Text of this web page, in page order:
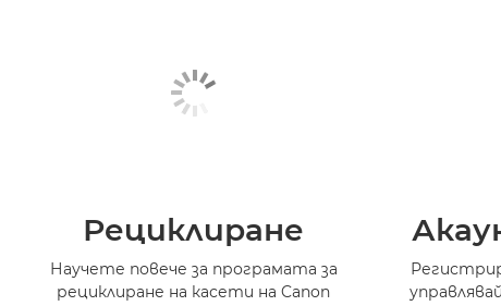
Рециклиране
Научете повече за програмата за
рециклиране на касети на Canon